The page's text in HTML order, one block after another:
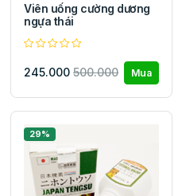
Viên uống cường dương
ngựa thái
245.000 500.000 Mua
29%